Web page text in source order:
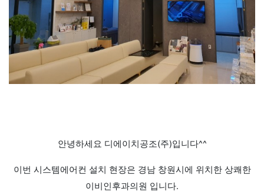
안녕하세요 디에이치공조(주)입니다^^
이번 시스템에어컨 설치 현장은 경남 창원시에 위치한 상쾌한
이비인후과의원 입니다.